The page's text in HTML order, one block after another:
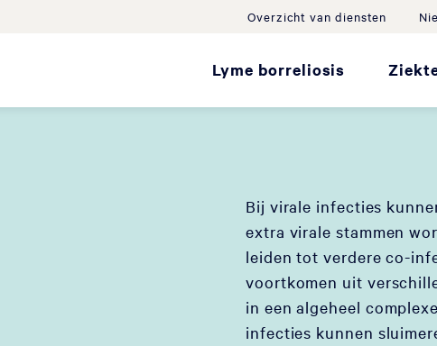
Overzicht van diensten
Lyme borreliosis
Bij virale infecties
extra virale stammen
leiden tot verdere co-
voortkomen uit
in een algeheel
infecties kunnen